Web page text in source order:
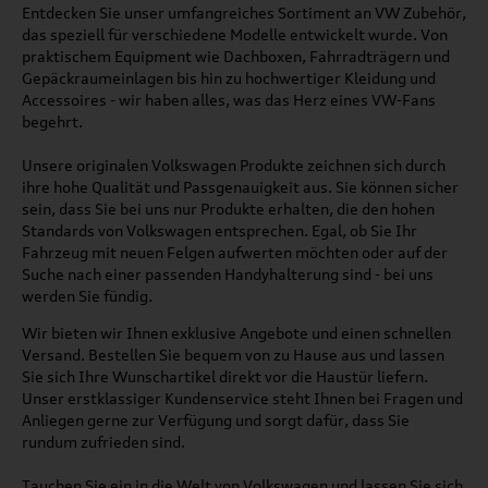
Entdecken Sie unser umfangreiches Sortiment an VW Zubehör,
das speziell für verschiedene Modelle entwickelt wurde. Von
praktischem Equipment wie Dachboxen, Fahrradträgern und
Gepäckraumeinlagen bis hin zu hochwertiger Kleidung und
Accessoires - wir haben alles, was das Herz eines VW-Fans
begehrt.
Unsere originalen Volkswagen Produkte zeichnen sich durch
ihre hohe Qualität und Passgenauigkeit aus. Sie können sicher
sein, dass Sie bei uns nur Produkte erhalten, die den hohen
Standards von Volkswagen entsprechen. Egal, ob Sie Ihr
Fahrzeug mit neuen Felgen aufwerten möchten oder auf der
Suche nach einer passenden Handyhalterung sind - bei uns
werden Sie fündig.
Wir bieten wir Ihnen exklusive Angebote und einen schnellen
Versand. Bestellen Sie bequem von zu Hause aus und lassen
Sie sich Ihre Wunschartikel direkt vor die Haustür liefern.
Unser erstklassiger Kundenservice steht Ihnen bei Fragen und
Anliegen gerne zur Verfügung und sorgt dafür, dass Sie
rundum zufrieden sind.